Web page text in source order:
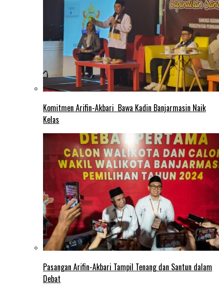
Komitmen Arifin-Akbari Bawa Kadin Banjarmasin Naik
Kelas
Pasangan Arifin-Akbari Tampil Tenang dan Santun dalam
Debat